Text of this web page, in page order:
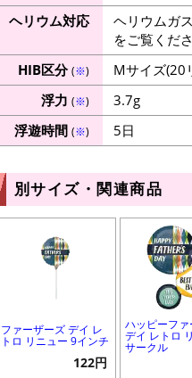
ヘリウム対応
ヘリウムガ
をご覧くださ
HIB区分(※)
Mサイズ(20
浮力 (※)
3.7g
浮遊時間 (※) 5日
別サイズ・関連商品
ファーザーズ デイ レ
トロ リニュー 9インチ
122円
ハッピーフ
デイ レトロ
サークル